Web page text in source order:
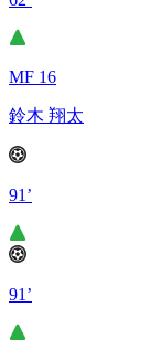
MF 16
鈴木 翔太
91’
91’